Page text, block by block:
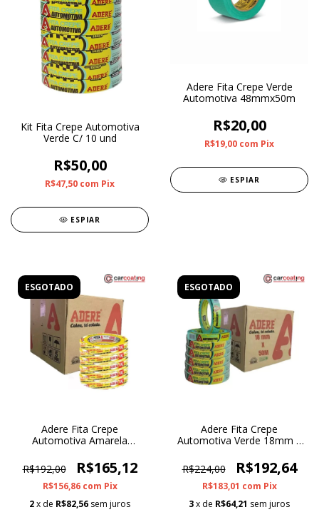
Kit Fita Crepe Automotiva
Verde C/ 10 und
R$50,00
R$47,50 com Pix
ESPIAR
Adere Fita Crepe Verde
Automotiva 48mmx50m
R$20,00
R$19,00 com Pix
ESPIAR
ESGOTADO
Adere Fita Crepe
Automotiva Amarela
unidades
R$192,00 R$165,12
R$156,86 com Pix
2x de R$82,56 sem juros
ESGOTADO
Adere Fita Crepe
Automotiva Verde 18mm X
R$224,00
R$192,64
R$183,01 com Pix
3x de R$64,21 sem juros